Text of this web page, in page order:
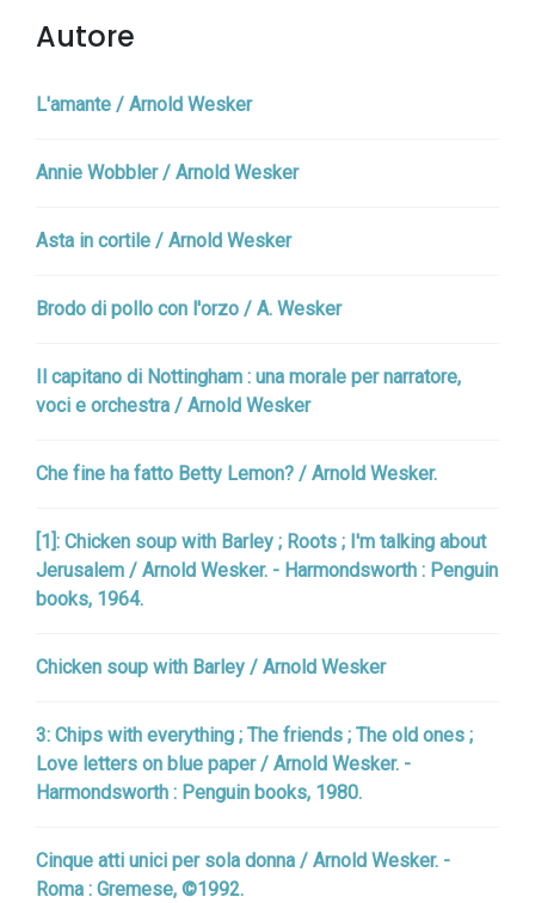
Autore
L'amante / Arnold Wesker
Annie Wobbler / Arnold Wesker
Asta in cortile / Arnold Wesker
Brodo di pollo con l'orzo / A. Wesker
Il capitano di Nottingham : una morale per narratore,
voci e orchestra / Arnold Wesker
Che fine ha fatto Betty Lemon? / Arnold Wesker.
[1]: Chicken soup with Barley ; Roots ; I'm talking about
Jerusalem / Arnold Wesker. - Harmondsworth : Penguin
books, 1964.
Chicken soup with Barley / Arnold Wesker
3: Chips with everything ; The friends ; The old ones ;
Love letters on blue paper / Arnold Wesker. -
Harmondsworth : Penguin books, 1980.
Cinque atti unici per sola donna / Arnold Wesker. -
Roma : Gremese, ©1992.